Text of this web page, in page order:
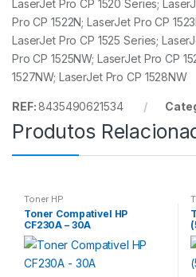
LaserJet Pro CP 1520 Series;
Pro CP 1522N; LaserJet Pro CP
LaserJet Pro CP 1525 Series;
Pro CP 1525NW; LaserJet Pro CP
1527NW; LaserJet Pro CP 1528NW
REF:8435490621534
Produtos
Toner HP
Toner Compativel HP
CF230A – 30A